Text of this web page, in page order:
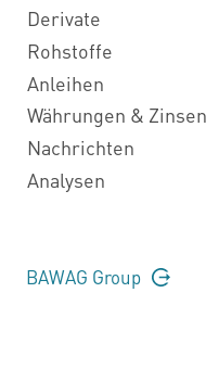
Derivate
Rohstoffe
Anleihen
Währungen & Zinsen
Nachrichten
Analysen
BAWAG Group